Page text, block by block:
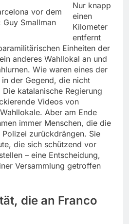
vor dem
Guy Smallman
Nur knapp
einen
Kilometer
entfernt
Einheiten der
anderes Wahllokal an und
Wie waren eines der
der Gegend, die nicht
katalanische Regierung
Videos von
Aber am Ende
immer Menschen, die die
zurückdrängen. Sie
die sich schützend vor
– eine Entscheidung,
Versammlung getroffen
die an Franco